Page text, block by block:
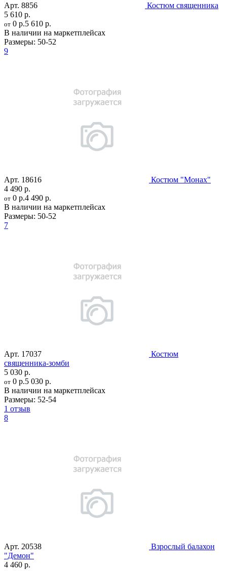
Арт. 8856
Костюм священника
5 610 р.
от 0 р.5 610 р.
В наличии на маркетплейсах
Размеры: 50-52
9
Арт. 18616
Костюм "Монах"
4 490 р.
от 0 р.4 490 р.
В наличии на маркетплейсах
Размеры: 50-52
7
Арт. 17037
Костюм
священника-зомби
5 030 р.
от 0 р.5 030 р.
В наличии на маркетплейсах
Размеры: 52-54
1 отзыв
8
Арт. 20538
Взрослый балахон
"Демон"
4 460 р.